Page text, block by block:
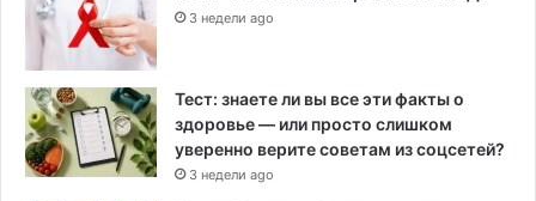
3 недели ago
Тест: знаете ли вы все эти факты о
здоровье — или просто слишком
уверенно верите советам из соцсетей?
3 недели ago